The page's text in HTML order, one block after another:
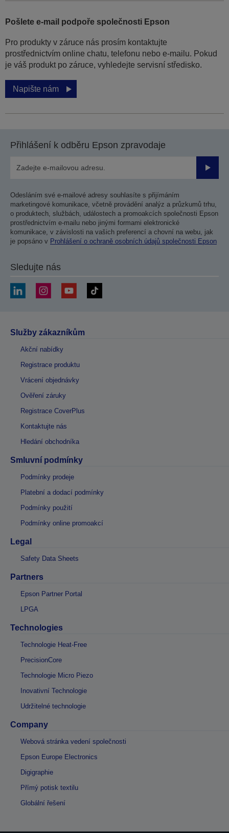
Pošlete e-mail podpoře společnosti Epson
Pro produkty v záruce nás prosím kontaktujte
prostřednictvím online chatu, telefonu nebo e-mailu. Pokud
je váš produkt po záruce, vyhledejte servisní středisko.
Napište nám
Přihlášení k odběru Epson zpravodaje
Odesláním své e-mailové adresy souhlasíte s přijímáním
marketingové komunikace, včetně provádění analýz a průzkumů trhu,
o produktech, službách, událostech a promoakcích společnosti Epson
prostřednictvím e-mailu nebo jinými formami elektronické
komunikace, v závislosti na vašich preferencí a chovní na webu, jak
je popsáno v Prohlášení o ochraně osobních údajů společnosti Epson
Sledujte nás
Služby zákazníkům
Akční nabídky
Registrace produktu
Vrácení objednávky
Ověření záruky
Registrace CoverPlus
Kontaktujte nás
Hledání obchodníka
Smluvní podmínky
Podmínky prodeje
Platební a dodací podmínky
Podmínky použití
Podmínky online promoakcí
Legal
Safety Data Sheets
Partners
Epson Partner Portal
LPGA
Technologies
Technologie Heat-Free
PrecisionCore
Technologie Micro Piezo
Inovativní Technologie
Udržitelné technologie
Company
Webová stránka vedení společnosti
Epson Europe Electronics
Digigraphie
Přímý potisk textilu
Globální řešení